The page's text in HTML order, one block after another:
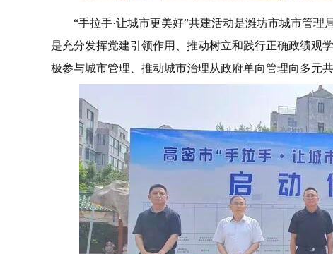
“手拉手·让城市更美好”共建活动是潍坊市城市管
是充分发挥党建引领作用、推动树立和践行正确政绩观
极参与城市管理、推动城市治理从政府单向管理向多元